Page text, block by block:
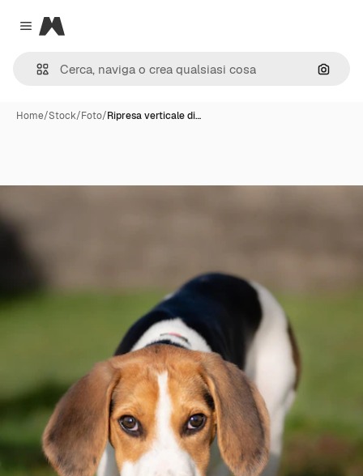
Close menu
Magnific
Cerca
Home/Stock/Foto/Ripresa verticale di…